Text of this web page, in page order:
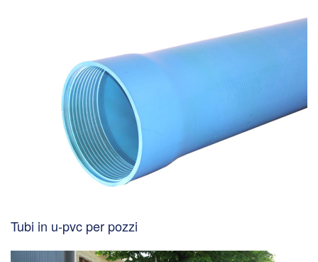
Tubi in u-pvc per pozzi